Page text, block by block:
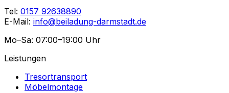
Tel: 0157 92638890
E-Mail: info@beiladung-darmstadt.de
Mo–Sa: 07:00–19:00 Uhr
Leistungen
Tresortransport
Möbelmontage